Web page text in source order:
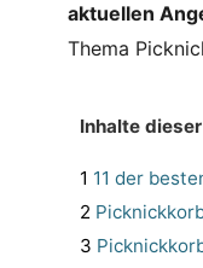
aktuellen
Thema
Inhalte
1 11 der
2
3